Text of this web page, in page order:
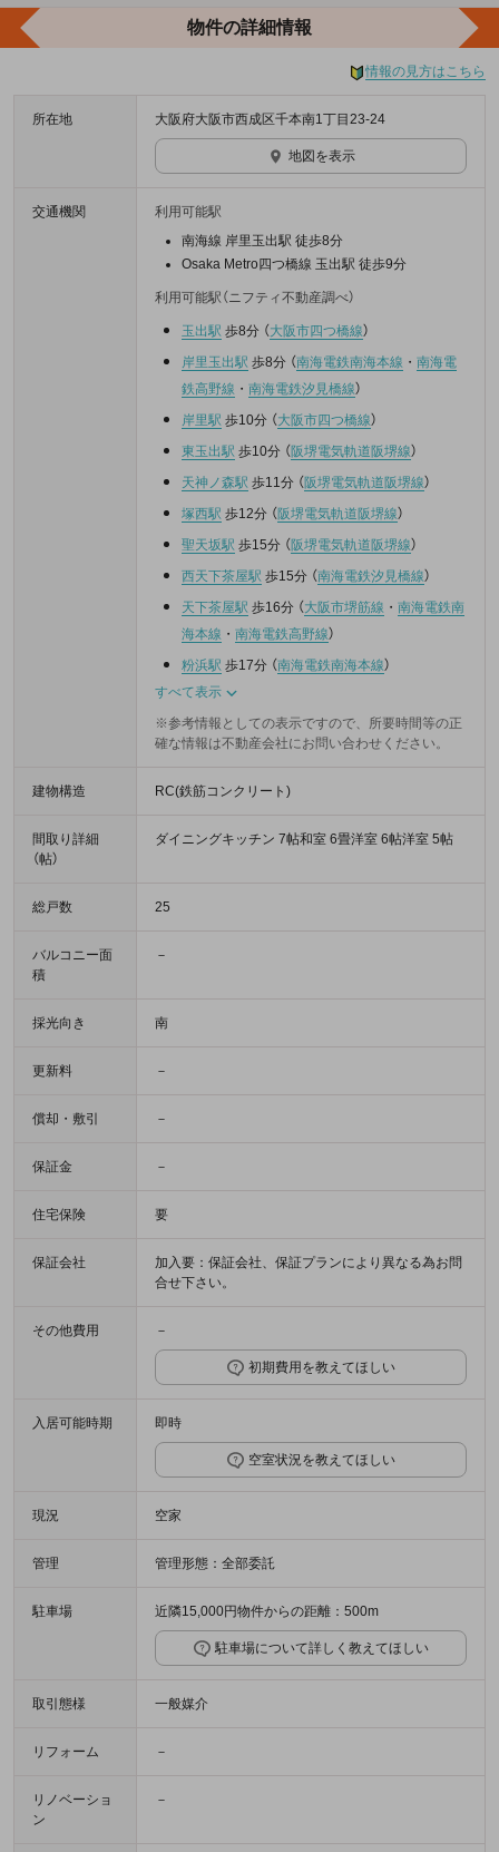
物件の詳細情報
情報の見方はこちら
所在地 大阪府大阪市西成区千本南1丁目23-24
地図を表示
交通機関
利用可能駅
南海線 岸里玉出駅 徒歩8分
Osaka Metro四つ橋線 玉出駅 徒歩9分
利用可能駅（ニフティ不動産調べ）
玉出駅 歩8分 （大阪市四つ橋線）
岸里玉出駅 歩8分 （南海電鉄南海本線 ・ 南海電
鉄高野線 ・ 南海電鉄汐見橋線）
岸里駅 歩10分 （大阪市四つ橋線）
東玉出駅 歩10分 （ 阪堺電気軌道阪堺線）
天神ノ森駅 歩11分 （ 阪堺電気軌道阪堺線）
塚西駅 歩12分 （ 阪堺電気軌道阪堺線）
聖天坂駅 歩15分 （ 阪堺電気軌道阪堺線）
西天下茶屋駅 歩15分 （南海電鉄汐見橋線）
天下茶屋駅 歩16分 （大阪市堺筋線 ・ 南海電鉄南
海本線 ・ 南海電鉄高野線）
粉浜駅 歩17分 （南海電鉄南海本線）
すべて表示
※参考情報としての表示ですので、所要時間等の正
確な情報は不動産会社にお問い合わせください。
建物構造 RC(鉄筋コンクリート)
間取り詳細
（帖）
ダイニングキッチン 7帖和室 6畳洋室 6帖洋室 5帖
総戸数 25
バルコニー面
積
－
採光向き 南
更新料 －
償却・敷引 －
保証金 －
住宅保険 要
保証会社
加入要：保証会社、保証プランにより異なる為お問
合せ下さい。
その他費用 －
初期費用を教えてほしい
入居可能時期 即時
空室状況を教えてほしい
現況 空家
管理 管理形態：全部委託
駐車場 近隣15,000円物件からの距離：500m
駐車場について詳しく教えてほしい
取引態様 一般媒介
リフォーム －
リノベーショ
ン
－